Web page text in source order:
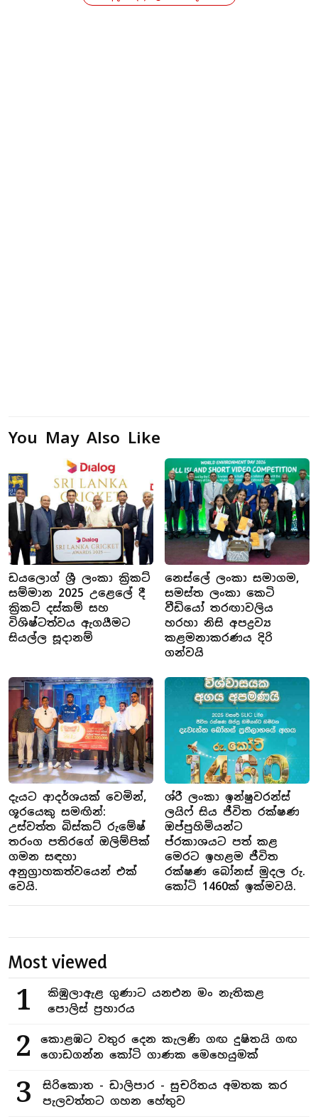
You May Also Like
ඩයලොග් ශ්‍රී ලංකා ක්‍රිකට්
සම්මාන 2025 උළෙලේ දී
ක්‍රිකට් දස්කම් සහ
විශිෂ්ටත්වය ඇගයීමට
සියල්ල සූදානම්
නෙස්ලේ ලංකා සමාගම,
සමස්ත ලංකා කෙටි
වීඩියෝ තරඟාවලිය
හරහා නිසි අපද්‍රව්‍ය
කළමනාකරණය දිරි
ගන්වයි
දැයට ආදර්ශයක් වෙමින්,
ශූරයෙකු සමඟින්:
උස්වත්ත බිස්කට් රුමේෂ්
තරංග පතිරගේ ඔලිම්පික්
ගමන සඳහා
අනුග්‍රාහකත්වයෙන් එක්
වෙයි.
ශ්රී ලංකා ඉන්ෂුවරන්ස්
ලයිෆ් සිය ජීවිත රක්ෂණ
ඔප්පුහිමියන්ට
ප්රකාශයට පත් කළ
මෙරට ඉහළම ජීවිත
රක්ෂණ බෝනස් මුදල රු.
කෝටි 1460ක් ඉක්මවයි.
Most viewed
1
කිඹුලාඇළ ගුණාට යනඑන මං නැතිකළ
පොලිස් ප්‍රහාරය
2
කොළඹට වතුර දෙන කැලණි ගඟ දුෂිතයි ගඟ
ගොඩගන්න කෝටි ගාණක මෙහෙයුමක්
3
සිරිකොත - ඩාලිපාර - සුචරිතය අමතක කර
පැලවත්තට ගහන හේතුව